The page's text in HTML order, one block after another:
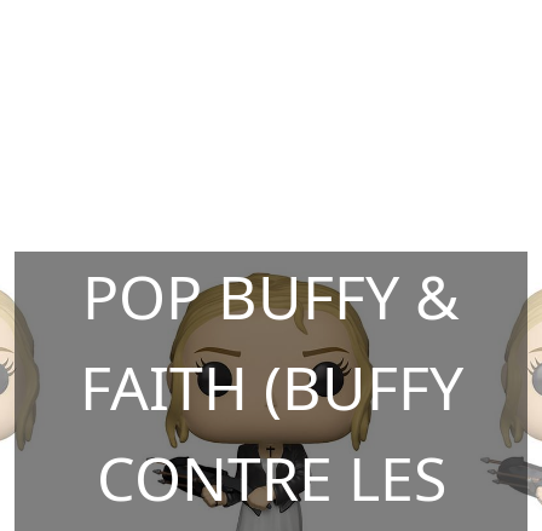
POP BUFFY &
FAITH (BUFFY
CONTRE LES